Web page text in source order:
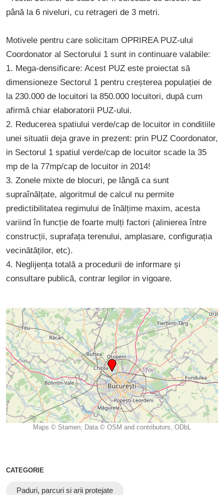
până la 6 niveluri, cu retrageri de 3 metri.
Motivele pentru care solicitam OPRIREA PUZ-ului
Coordonator al Sectorului 1 sunt in continuare valabile:
1. Mega-densificare: Acest PUZ este proiectat să
dimensioneze Sectorul 1 pentru creșterea populației de
la 230.000 de locuitori la 850.000 locuitori, după cum
afirmă chiar elaboratorii PUZ-ului.
2. Reducerea spatiului verde/cap de locuitor in conditiile
unei situatii deja grave in prezent: prin PUZ Coordonator,
in Sectorul 1 spatiul verde/cap de locuitor scade la 35
mp de la 77mp/cap de locuitor in 2014!
3. Zonele mixte de blocuri, pe lângă ca sunt
supraînălțate, algoritmul de calcul nu permite
predictibilitatea regimului de înălțime maxim, acesta
variind în funcție de foarte mulți factori (alinierea între
construcții, suprafața terenului, amplasare, configurația
vecinătăților, etc).
4. Neglijența totală a procedurii de informare și
consultare publică, contrar legilor in vigoare.
Maps © Stamen; Data © OSM and contributors, ODbL
CATEGORIE
Paduri, parcuri si arii protejate